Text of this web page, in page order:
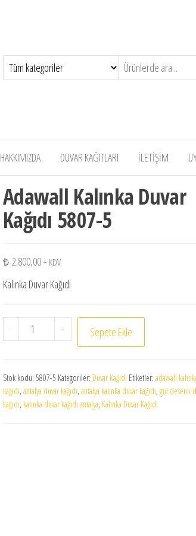
HAKKIMIZDA DUVAR KAĞITLARI İLETİŞİM
Adawall Kalınka Duvar
Kağıdı 5807-5
₺ 2.800,00 + KDV
Kalınka Duvar Kağıdı
- Adawall Kalınka Duvar Kağıdı 5807-5 adet
+ Sepete Ekle
Stok kodu: 5807-5 Kategoriler: Duvar Kağıdı Etiketler: adawall
kağıdı, antalya duvar kağıdı, antalya kalınka duvar kağıdı, gül desenli
kağıdı, kalinka duvar kağıdı antalya, Kalınka Duvar Kağıdı